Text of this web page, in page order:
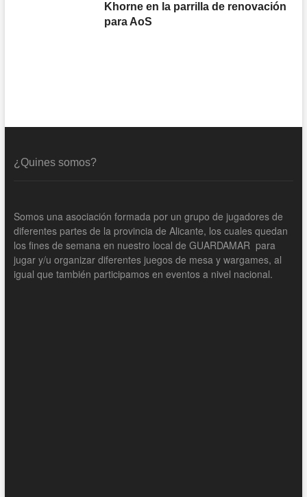
Khorne en la parrilla de renovación
para AoS
¿Quines somos?
Somos una asociación formada por un grupo de jugadores de
diferentes partes de la provincia de Alicante, los cuales quedan
los fines de semana en nuestro local de GUARDAMAR para
jugar y/u organizar diferentes juegos de mesa y wargames, al
igual que también participamos en eventos a nivel nacional.